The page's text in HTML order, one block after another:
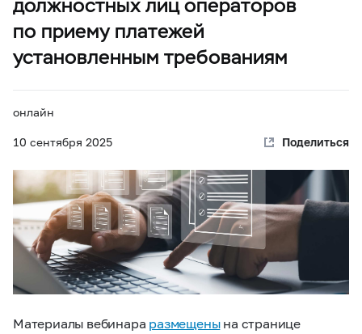
должностных лиц операторов
по приему платежей
установленным требованиям
10 сентября 2025
онлайн
Поделиться
Материалы вебинара размещенына странице